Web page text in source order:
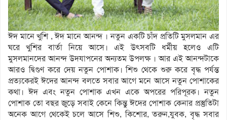
ঈদ মানে খুশি , ঈদ মানে আনন্দ । নতুন একটি চাঁদ প্রতিটি মুসলমান এর
ঘরে খুশির বার্তা নিয়ে আসে। এই উৎসবটি ধর্মীয় হলেও এটি
মুসলমানদের আনন্দ উদযাপনের অন্যতম উপলক্ষ । আর এই আনন্দটাকে
আরও দ্বিগুণ করে দেয় নতুন পোশাক। শিশু থেকে শুরু করে বৃদ্ধ পর্যন্ত
প্রত্যকেরই ঈদের আনন্দ বলতে সবার আগে মনে আসে নতুন পোশাকের
কথা। ঈদ এবং নতুন পোশাক এখন একে অপরের পরিপূরক। নতুন
পোশাক তো বছর জুড়ে সবাই কেনে কিন্তু ঈদের পোশাক কেনার প্রস্তুতিটা
অনেক আগে থেকেই চলে আসে শিশু, কিশোর, তরুন,যুবক, বৃদ্ধ সবার